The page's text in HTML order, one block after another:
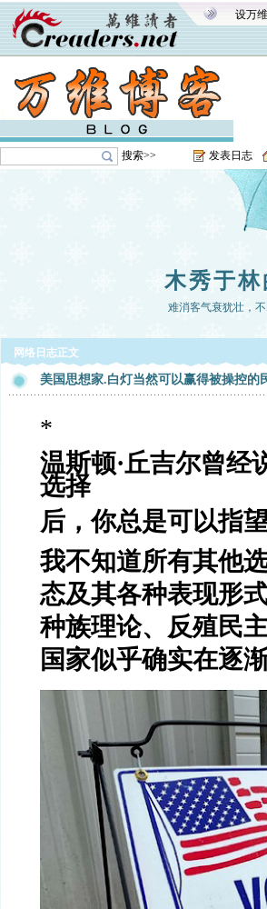
设万
搜索>> 发表日志
木秀于
难消客气衰犹壮，
网络日志正文
美国思想家.白灯当然可以赢得被操控的
*
温斯顿·丘吉尔曾经
选择
后，你总是可以指
我不知道所有其他
态及其各种表现形
种族理论、反殖民
国家似乎确实在逐